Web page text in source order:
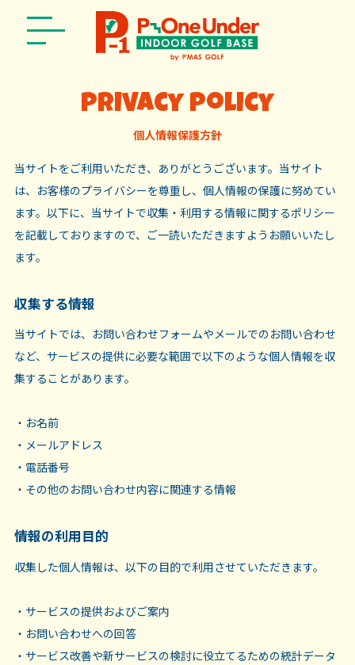
privacy policy
個人情報保護方針
当サイトをご利用いただき、ありがとうございます。当サイト
は、お客様のプライバシーを尊重し、個人情報の保護に努めてい
ます。以下に、当サイトで収集・利用する情報に関するポリシー
を記載しておりますので、ご一読いただきますようお願いいたし
ます。
収集する情報
当サイトでは、お問い合わせフォームやメールでのお問い合わせ
など、サービスの提供に必要な範囲で以下のような個人情報を収
集することがあります。
・お名前
・メールアドレス
・電話番号
・その他のお問い合わせ内容に関連する情報
情報の利用目的
収集した個人情報は、以下の目的で利用させていただきます。
・サービスの提供およびご案内
・お問い合わせへの回答
・サービス改善や新サービスの検討に役立てるための統計データ